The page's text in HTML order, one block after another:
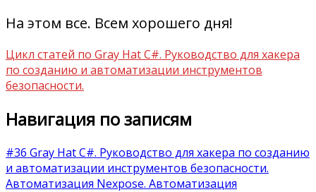
На этом все. Всем хорошего дня!
Цикл статей по Gray Hat C#. Руководство для хакера
по созданию и автоматизации инструментов
безопасности.
Навигация по записям
#36 Gray Hat C#. Руководство для хакера по созданию
и автоматизации инструментов безопасности.
Автоматизация Nexpose. Автоматизация